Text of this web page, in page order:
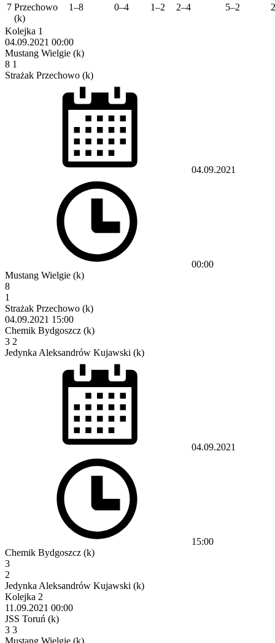
7 Przechowo
(k)
1–8 0–4 1–2 2–4 5–2
Kolejka 1
04.09.2021 00:00
Mustang Wielgie (k)
8 1
Strażak Przechowo (k)
04.09.2021
00:00
Mustang Wielgie (k)
8
1
Strażak Przechowo (k)
04.09.2021 15:00
Chemik Bydgoszcz (k)
3 2
Jedynka Aleksandrów Kujawski (k)
04.09.2021
15:00
Chemik Bydgoszcz (k)
3
2
Jedynka Aleksandrów Kujawski (k)
Kolejka 2
11.09.2021 00:00
JSS Toruń (k)
3 3